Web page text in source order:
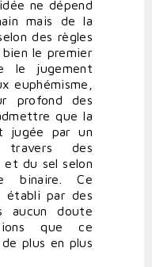
ne dépend
mais de la
des règles
le premier
le jugement
euphémisme,
profond des
que la
jugée par un
des
et du sel selon
binaire. Ce
établi par des
aucun doute
que ce
plus en plus